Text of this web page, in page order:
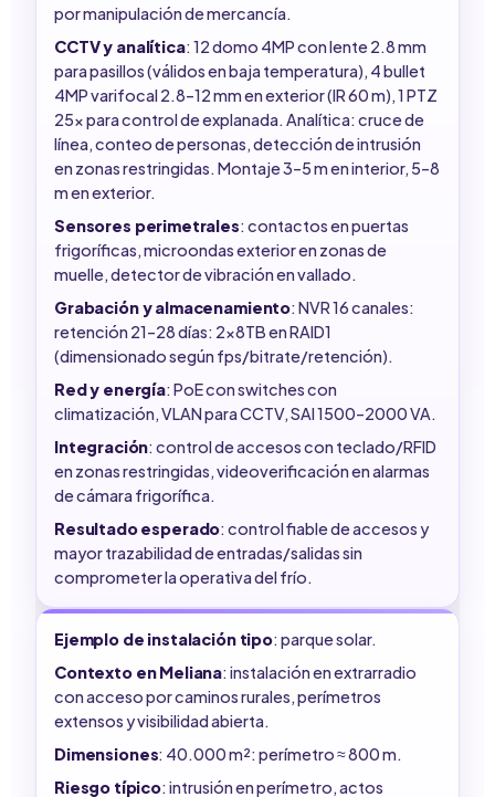
por manipulación de mercancía.
CCTV y analítica: 12 domo 4MP con lente 2.8 mm
para pasillos (válidos en baja temperatura), 4 bullet
4MP varifocal 2.8–12 mm en exterior (IR 60 m), 1 PTZ
25x para control de explanada. Analítica: cruce de
línea, conteo de personas, detección de intrusión
en zonas restringidas. Montaje 3–5 m en interior, 5–8
m en exterior.
Sensores perimetrales: contactos en puertas
frigoríficas, microondas exterior en zonas de
muelle, detector de vibración en vallado.
Grabación y almacenamiento: NVR 16 canales:
retención 21–28 días: 2x8TB en RAID1
(dimensionado según fps/bitrate/retención).
Red y energía: PoE con switches con
climatización, VLAN para CCTV, SAI 1500–2000 VA.
Integración: control de accesos con teclado/RFID
en zonas restringidas, videoverificación en alarmas
de cámara frigorífica.
Resultado esperado: control fiable de accesos y
mayor trazabilidad de entradas/salidas sin
comprometer la operativa del frío.
Ejemplo de instalación tipo: parque solar.
Contexto en Meliana: instalación en extrarradio
con acceso por caminos rurales, perímetros
extensos y visibilidad abierta.
Dimensiones: 40.000 m²: perímetro ≈ 800 m.
Riesgo típico: intrusión en perímetro, actos